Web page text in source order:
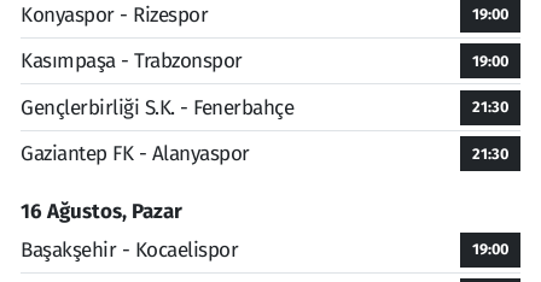
Konyaspor - Rizespor
19:00
Kasımpaşa - Trabzonspor 19:00
Gençlerbirliği S.K. - Fenerbahçe 21:30
Gaziantep FK - Alanyaspor 21:30
16 Ağustos, Pazar
Başakşehir - Kocaelispor
19:00